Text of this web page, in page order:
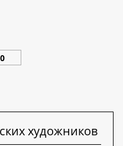
художников